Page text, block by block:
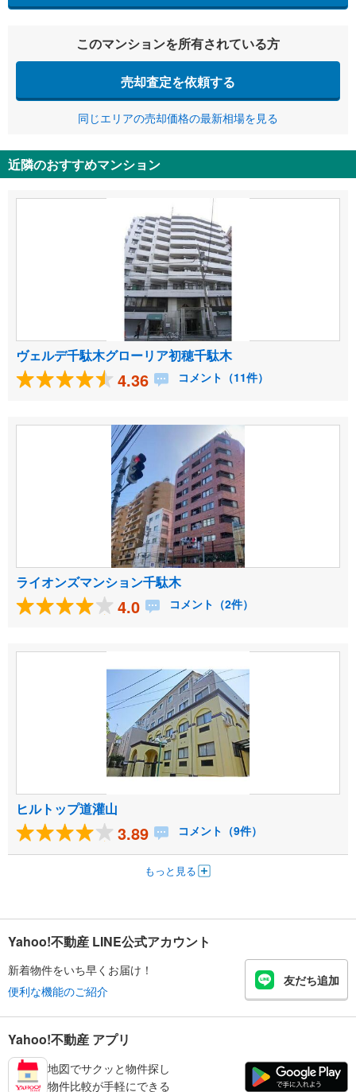
このマンションを所有されている方
売却査定を依頼する
同じエリアの売却価格の最新相場を見る
近隣のおすすめマンション
ヴェルデ千駄木グローリア初穂千駄木
4.36 コメント（11件）
ライオンズマンション千駄木
4.0 コメント（2件）
ヒルトップ道灌山
3.89 コメント（9件）
もっと見る
Yahoo!不動産 LINE公式アカウント
新着物件をいち早くお届け！
便利な機能のご紹介
友だち追加
Yahoo!不動産 アプリ
地図でサクッと物件探し
物件比較が手軽にできる